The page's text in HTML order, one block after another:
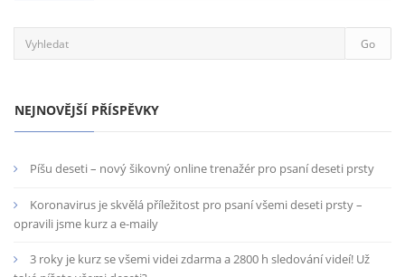
NEJNOVĚJŠÍ PŘÍSPĚVKY
Píšu deseti – nový šikovný online trenažér pro psaní deseti prsty
Koronavirus je skvělá příležitost pro psaní všemi deseti prsty –
opravili jsme kurz a e-maily
3 roky je kurz se všemi videi zdarma a 2800 h sledování videí! Už